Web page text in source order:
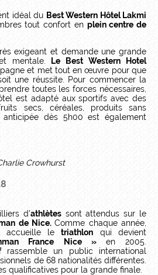
idéal du Best Western Hôtel Lakmi
tout confort en plein centre de
exigeant et demande une grande
mentale.
Le Best Western Hotel
et met tout en œuvre pour que
une réussite. Pour commencer la
toutes les forces nécessaires,
est adapté aux sportifs avec des
secs, céréales, produits sans
anticipée dès 5h00 est également
Crowhurst
d’athlètessont attendus sur le
de Nice.Comme chaque année,
accueille letriathlon qui devient
France Nice » en 2005.
rassemble un public international
de 68 nationalités différentes.
qualificatives pour la grande finale.